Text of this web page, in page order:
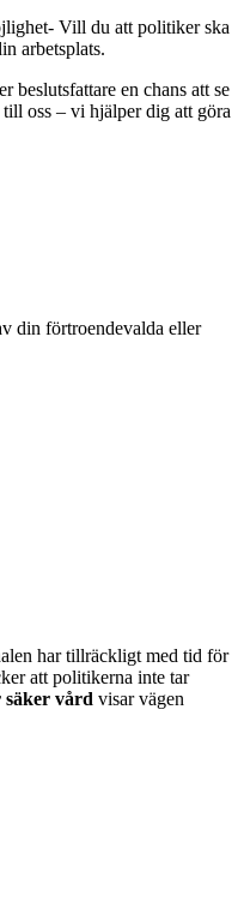
Vill du att politiker ska
arbetsplats.
beslutsfattare en chans att se
oss – vi hjälper dig att göra
din förtroendevalda eller
har tillräckligt med tid för
att politikerna inte tar
vård visar vägen